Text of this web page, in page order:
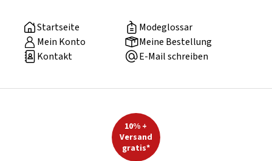
Startseite
Modeglossar
Mein Konto
Meine Bestellung
Kontakt
E-Mail schreiben
10% +
Versand
gratis*